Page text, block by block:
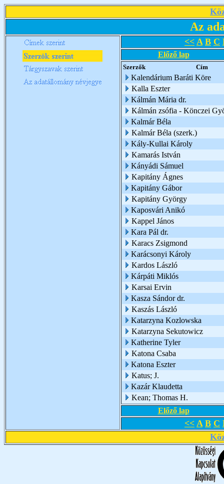
Az
<< A B C
Előző lap
Szerzők Cím
Kalendárium Baráti Köre
Kalla Eszter
Kálmán Mária dr.
Kálmán zsófia - Könczei
Kalmár Béla
Kalmár Béla (szerk.)
Kály-Kullai Károly
Kamarás István
Kányádi Sámuel
Kapitány Ágnes
Kapitány Gábor
Kapitány György
Kaposvári Anikó
Kappel János
Kara Pál dr.
Karacs Zsigmond
Karácsonyi Károly
Kardos László
Kárpáti Miklós
Karsai Ervin
Kasza Sándor dr.
Kaszás László
Katarzyna Kozlowska
Katarzyna Sekutowicz
Katherine Tyler
Katona Csaba
Katona Eszter
Katus; J.
Kazár Klaudetta
Kean; Thomas H.
Előző lap
<< A B C